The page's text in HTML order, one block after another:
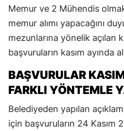
Memur ve 2 Mühendis
memur alımı yapacağını
mezunlarına yönelik açılan
başvuruların kasım ayında
BAŞVURULAR
FARKLI YÖNTEMLE
Belediyeden yapılan
için başvuruların 24 Kasım